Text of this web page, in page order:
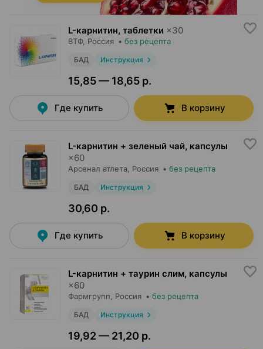
L-карнитин, таблетки ×30
ВТФ, Россия • без рецепта
БАД Инструкция
15,85 — 18,65 р.
Где купить В корзину
L-карнитин + зеленый чай, капсулы
×60
Арсенал атлета , Россия • без рецепта
БАД Инструкция
30,60 р.
Где купить В корзину
L-карнитин + таурин слим, капсулы
×60
Фармгрупп , Россия • без рецепта
БАД Инструкция
19,92 — 21,20 р.